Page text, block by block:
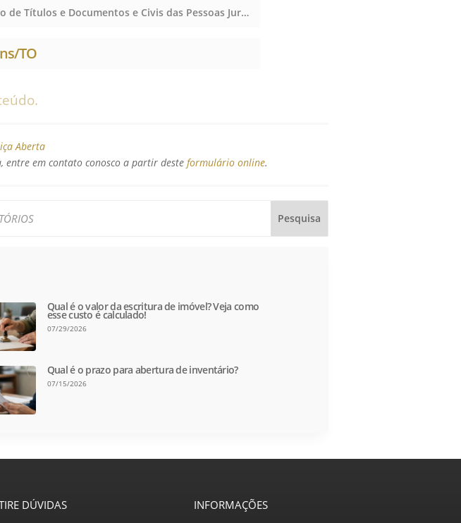
Notas, Protesto de Títulos, Registro de Imóveis, Registro de Títulos e Documentos e Civis das Pessoas Jurídicas, Notas, Protesto de Títulos, Registro de Imóveis, Registro de Títulos e Documentos e Civis das Pessoas Jurídicas, Notas, Protesto de Títulos, Registro de Imóveis, Registro de Títulos e Documentos e Civis das Pessoas Jurídicas
TO
Aberta
entre em contato conosco a partir deste formulário online.
Qual é o valor da escritura de imóvel? Veja como
esse custo é calculado!
07/29/2026
Qual é o prazo para abertura de inventário?
07/15/2026
DÚVIDAS INFORMAÇÕES